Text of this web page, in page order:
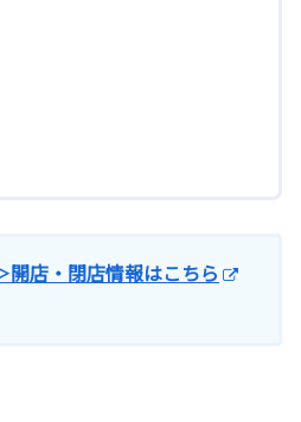
開店・閉店情報はこちら